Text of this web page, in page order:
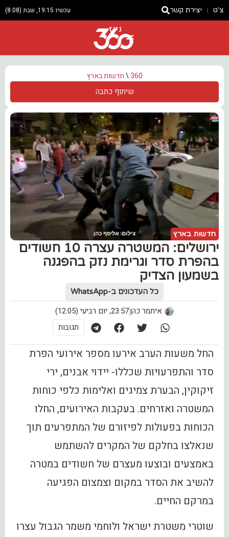
צ'ט יצירת קשר עכשיו 19:15, שבת (8.08)
ניוז
360
\חדשות בארץ
שיתוף כתבה
חדשות בארץ
ירושלים: המשטרה עצרה 10 חשודים
בהפרת סדר וגרימת נזק בהפגנה
בשמעון הצדיק
כל העדכונים ב-WhatsApp
איתמר כהן23:57, יום רביעי (12.05)
תגובות
החל משעות הערב אירעו מספר אירועי הפרת
סדר והתפרעויות שכללו- יידוי אבנים, ירי
זיקוקין, הבערת צמיגים ואלימות כלפי כוחות
המשטרה ואזרחים. בעקבות האירועים, החלו
הכוחות בפעולות לפיזורם של המתפרעים תוך
שנאלצו בחלקם של המקרים להשתמש
באמצעים ובוצעו מעצרם של חשודים במטרה
להשיב את הסדר במקום וצמצום הפגיעה
במרקם החיים.
שוטרי משטרת ישראל ולוחמי משמר הגבול עצרו